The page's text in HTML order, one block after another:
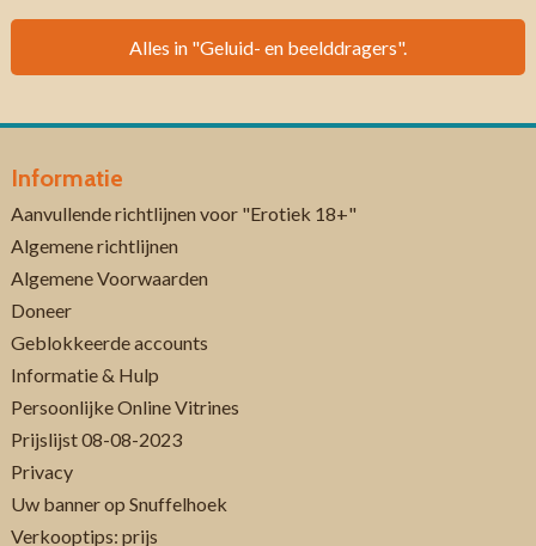
Alles in "Geluid- en beelddragers".
Informatie
Aanvullende richtlijnen voor "Erotiek 18+"
Algemene richtlijnen
Algemene Voorwaarden
Doneer
Geblokkeerde accounts
Informatie & Hulp
Persoonlijke Online Vitrines
Prijslijst 08-08-2023
Privacy
Uw banner op Snuffelhoek
Verkooptips: prijs